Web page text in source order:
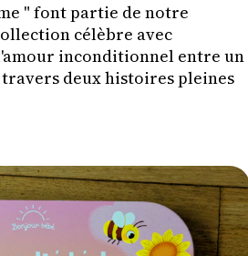
" font partie de notre
célèbre avec
inconditionnel entre un
deux histoires pleines